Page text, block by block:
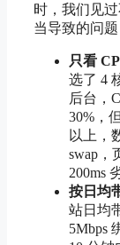
时，我们见
当导致的问题
只看
选了 4
后台，
30%，
以上，
swap，
200ms
按日均
站日均
5Mbps